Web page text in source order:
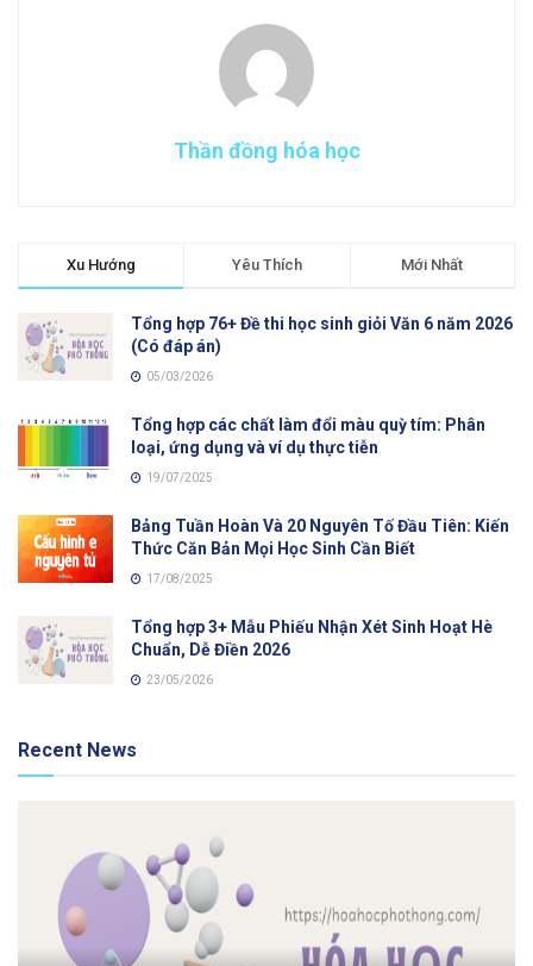
Thần đồng hóa học
Xu Hướng Yêu Thích Mới Nhất
Tổng hợp 76+ Đề thi học sinh giỏi Văn 6 năm 2026
(Có đáp án)
05/03/2026
Tổng hợp các chất làm đổi màu quỳ tím: Phân
loại, ứng dụng và ví dụ thực tiễn
19/07/2025
Bảng Tuần Hoàn Và 20 Nguyên Tố Đầu Tiên: Kiến
Thức Căn Bản Mọi Học Sinh Cần Biết
17/08/2025
Tổng hợp 3+ Mẫu Phiếu Nhận Xét Sinh Hoạt Hè
Chuẩn, Dễ Điền 2026
23/05/2026
Recent News